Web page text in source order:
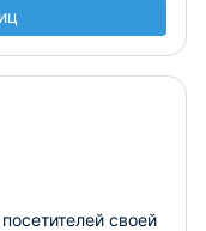
своей